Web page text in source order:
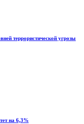
террористической угрозы
на 6,3%